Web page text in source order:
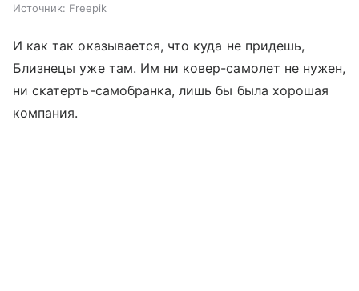
Источник: Freepik
И как так оказывается, что куда не придешь,
Близнецы уже там. Им ни ковер-самолет не нужен,
ни скатерть-самобранка, лишь бы была хорошая
компания.